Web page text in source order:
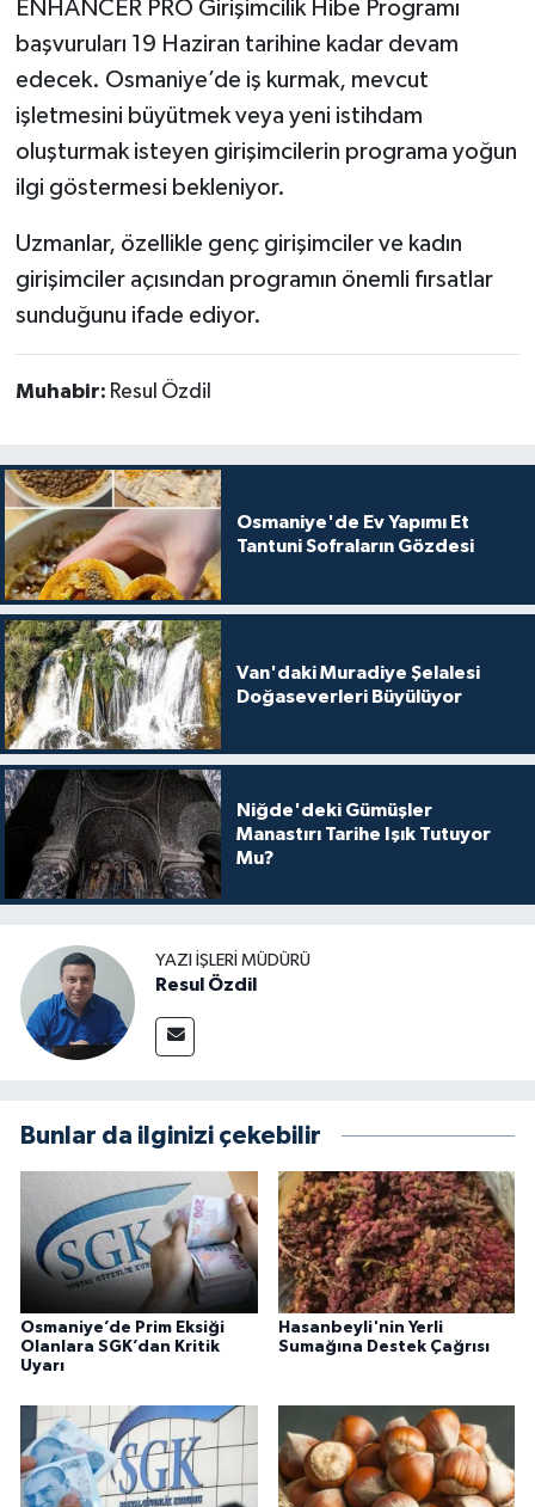
ENHANCER PRO Girişimcilik Hibe Programı
başvuruları 19 Haziran tarihine kadar devam
edecek. Osmaniye’de iş kurmak, mevcut
işletmesini büyütmek veya yeni istihdam
oluşturmak isteyen girişimcilerin programa yoğun
ilgi göstermesi bekleniyor.
Uzmanlar, özellikle genç girişimciler ve kadın
girişimciler açısından programın önemli fırsatlar
sunduğunu ifade ediyor.
Muhabir: Resul Özdil
Osmaniye'de Ev Yapımı Et
Tantuni Sofraların Gözdesi
Van'daki Muradiye Şelalesi
Doğaseverleri Büyülüyor
Niğde'deki Gümüşler
Manastırı Tarihe Işık Tutuyor
Mu?
YAZI İŞLERI MÜDÜRÜ
Resul Özdil
Bunlar da ilginizi çekebilir
Osmaniye’de Prim Eksiği
Olanlara SGK’dan Kritik
Uyarı
Hasanbeyli'nin Yerli
Sumağına Destek Çağrısı